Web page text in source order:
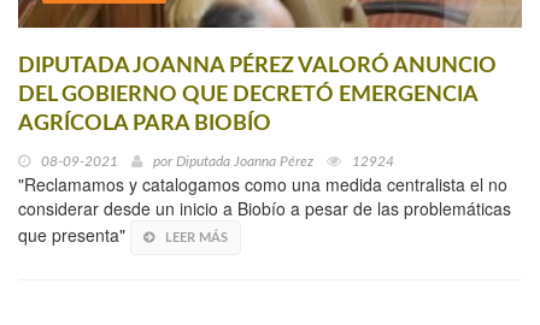
DIPUTADA JOANNA PÉREZ VALORÓ ANUNCIO
DEL GOBIERNO QUE DECRETÓ EMERGENCIA
AGRÍCOLA PARA BIOBÍO
08-09-2021 por Diputada Joanna Pérez 12924
"Reclamamos y catalogamos como una medida centralista el no
considerar desde un inicio a Biobío a pesar de las problemáticas
que presenta"
LEER MÁS